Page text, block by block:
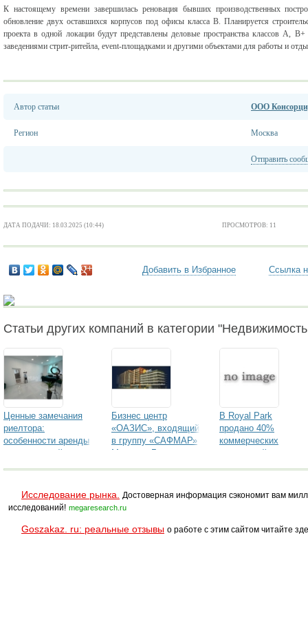
К настоящему времени завершилась реновация бывших производственных
обновление двух оставшихся корпусов под офисы класса В. Планируется
проекта в одной локации будут представлены деловые пространства классов А,
заведениями стрит-ритейла, event-площадками и другими объектами для работы и
Автор статьи ООО
Регион Москва
Отправить
ДАТА ПОДАЧИ: 18.03.2025 (10:44) ПРОСМОТРОВ: 11
Добавить в Избранное Ссылка
Статьи других компаний в категории
Ценные замечания
риелтора:
особенности аренды
коммерческой
Бизнес центр
«ОАЗИС», входящий
в группу «САФМАР»
Михаила Гуцериева,
«Газпромбанк»
В Royal Park
продано 40%
коммерческих
помещений
Исследование рынка.
Достоверная информация сэкономит вам
исследований! megaresearch.ru
Goszakaz. ru: реальные отзывы о работе с этим сайтом читайте